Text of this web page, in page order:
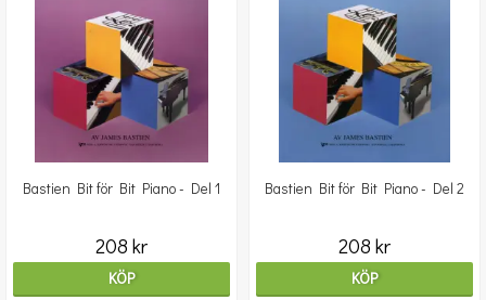
Bastien Bit för Bit Piano - Del 1
208 kr
KÖP
Bastien Bit för Bit Piano - Del 2
208 kr
KÖP